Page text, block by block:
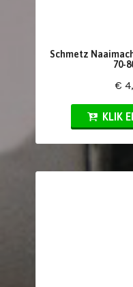
Schmetz
70-
€
KLIK